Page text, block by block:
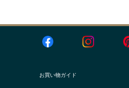
お買い物ガイド